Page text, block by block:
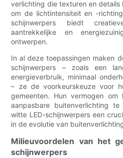
verlichting die texturen en details
om de lichtintensiteit en -
schijnwerpers biedt
aantrekkelijke en
ontwerpen.
In al deze toepassingen maken
schijnwerpers – zoals een
energieverbruik, minimaal
– ze de voorkeurskeuze voor
gemeenten. Hun vermogen om
aanpasbare buitenverlichting
witte LED-schijnwerpers een
in de evolutie van
Milieuvoordelen van het
schijnwerpers